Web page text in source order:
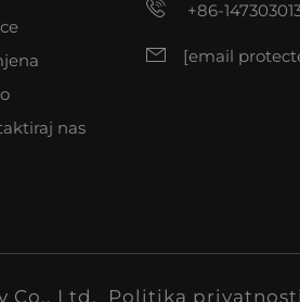
nas
+86-
[email
Co., Ltd. Politika privatnosti